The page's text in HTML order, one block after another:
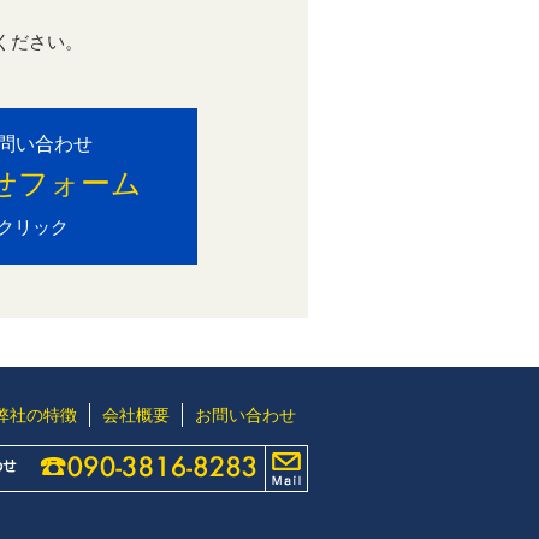
さい。
い合わせ
フォーム
リック
社の特徴 会社概要 お問い合わせ